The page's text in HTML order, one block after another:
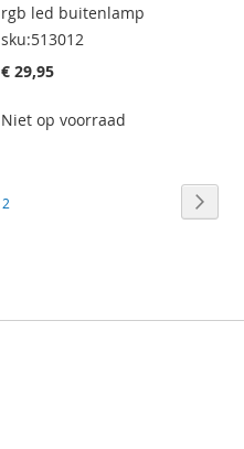
rgb led buitenlamp
sku:513012
€ 29,95
Niet op voorraad
Pagina
Pagina
2